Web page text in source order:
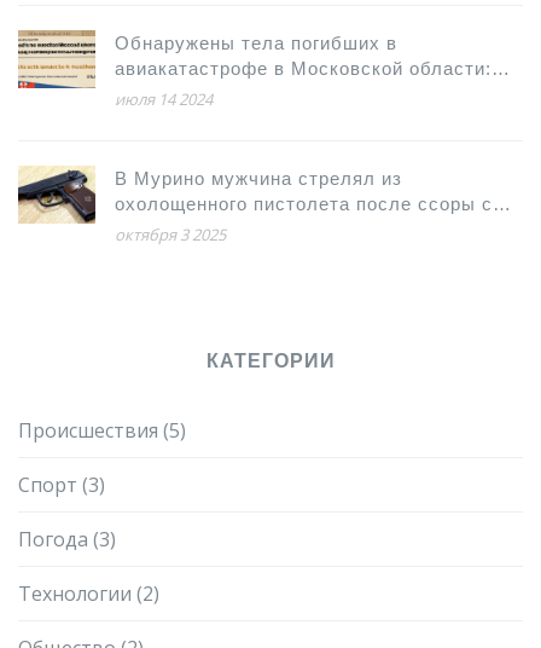
Обнаружены тела погибших в
авиакатастрофе в Московской области:
подробности трагедии
июля 14 2024
В Мурино мужчина стрелял из
охолощенного пистолета после ссоры с
женой
октября 3 2025
КАТЕГОРИИ
Происшествия (5)
Спорт (3)
Погода (3)
Технологии (2)